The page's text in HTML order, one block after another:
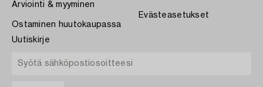
Arviointi & myyminen
Ostaminen huutokaupassa
Evästeasetukset
Uutiskirje